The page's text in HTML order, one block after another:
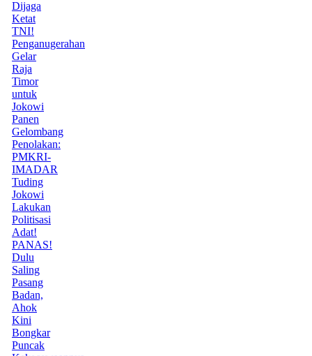
Dijaga
Ketat
TNI!
Penganugerahan
Gelar
Raja
Timor
untuk
Jokowi
Panen
Gelombang
Penolakan:
PMKRI-
IMADAR
Tuding
Jokowi
Lakukan
Politisasi
Adat!
PANAS!
Dulu
Saling
Pasang
Badan,
Ahok
Kini
Bongkar
Puncak